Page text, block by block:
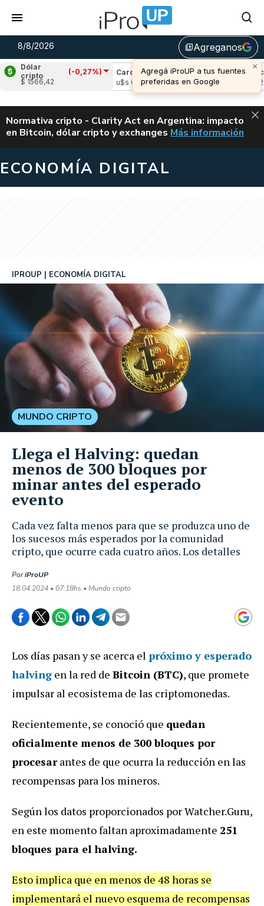
8/8/2026 library_addAgreganos
×
Agregá iProUP a tus fuentes
preferidas en Google
Dólar
cripto
(-0,27%)
$ 1566,42
(0,93%)
Cardano
(-0,74%)
u$s 0,20
Avalanche
u$s 6,52
ALERTA
Normativa cripto - Clarity Act en Argentina: impacto
en Bitcoin, dólar cripto y exchanges CLARITY ACT EN
Más información
ECONOMÍA DIGITAL
Cada vez falta menos para que se produzca uno de
los sucesos más esperados por la comunidad
cripto, que ocurre cada cuatro años. Los detalles
IPROUP ECONOMÍA DIGITAL
PoriProUP
18.04.2024 • 07:18hs • Mundo cripto
MUNDO CRIPTO
Llega el Halving: quedan
menos de 300 bloques por
minar antes del esperado
evento
Los días pasan y se acerca el próximo y esperado
halving en la red de Bitcoin (BTC), que promete
impulsar al ecosistema de las criptomonedas.
Recientemente, se conoció que quedan
oficialmente menos de 300 bloques por
procesarantes de que ocurra la reducción en las
recompensas para los mineros.
Según los datos proporcionados por Watcher.Guru,
en este momento faltan aproximadamente 251
bloques para el halving.
Esto implica que en menos de 48 horas se
implementará el nuevo esquema de recompensas